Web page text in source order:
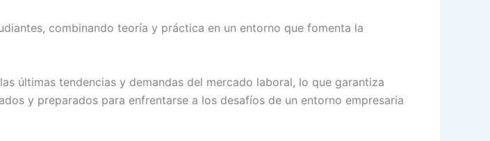
combinando teoría y práctica en un entorno que fomenta la
últimas tendencias y demandas del mercado laboral, lo que garantiza
y preparados para enfrentarse a los desafíos de un entorno empresaria